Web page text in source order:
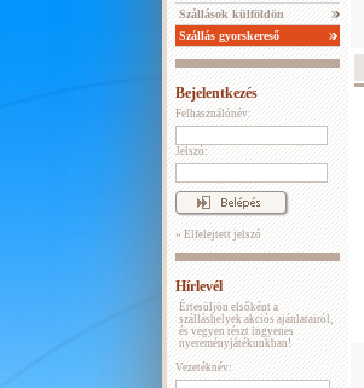
Szállások külföldön
Szállás gyorskereső
Bejelentkezés
Felhasználónév:
Jelszó:
» Elfelejtett jelszó
Hírlevél
Értesüljön elsőként a
szálláshelyek akciós ajánlatairól,
és vegyen részt ingyenes
nyereményjátékunkban!
Vezetéknév: